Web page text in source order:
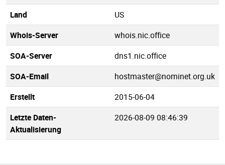
Land
US
Whois-Server
whois.nic.office
SOA-Server
dns1.nic.office
SOA-Email
hostmaster@nominet.org.uk
Erstellt
2015-06-04
Letzte Daten-
Aktualisierung
2026-08-09 08:46:39